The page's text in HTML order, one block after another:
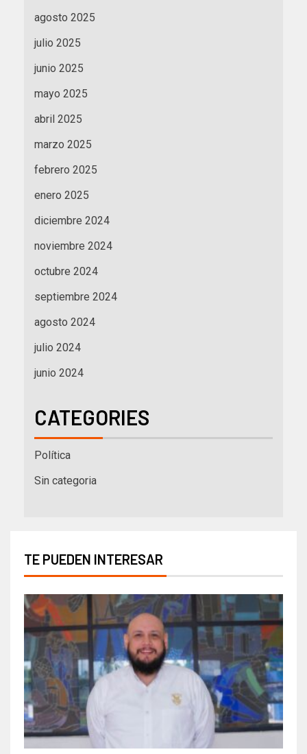
agosto 2025
julio 2025
junio 2025
mayo 2025
abril 2025
marzo 2025
febrero 2025
enero 2025
diciembre 2024
noviembre 2024
octubre 2024
septiembre 2024
agosto 2024
julio 2024
junio 2024
CATEGORIES
Política
Sin categoria
TE PUEDEN INTERESAR